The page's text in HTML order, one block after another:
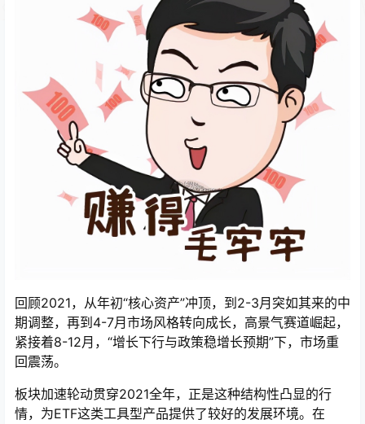
回顾2021，从年初“核心资产”冲顶，到2-3月突如其来的中
期调整，再到4-7月市场风格转向成长，高景气赛道崛起，
紧接着8-12月，“增长下行与政策稳增长预期”下，市场重
回震荡。
板块加速轮动贯穿2021全年，正是这种结构性凸显的行
情，为ETF这类工具型产品提供了较好的发展环境。在